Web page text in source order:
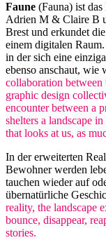
Faune (Fauna) ist
Adrien M & Claire B
Brest und erkundet
einem digitalen
in der sich eine
ebenso anschaut, wie
collaboration
graphic design
encounter between a
shelters a landscape
that looks at us, as
In der erweiterten
Bewohner werden
tauchen wieder auf
übernatürliche
reality, the landscape
bounce, disappear,
stories.